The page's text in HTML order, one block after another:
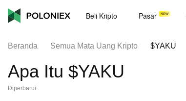
Beli Kripto Pasar
Beranda Semua Mata Uang Kripto $YAKU
Apa Itu $YAKU
Diperbarui: